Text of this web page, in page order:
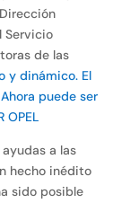
Servicio
de las
y dinámico. El
puede ser
OPEL
a las
hecho inédito
sido posible